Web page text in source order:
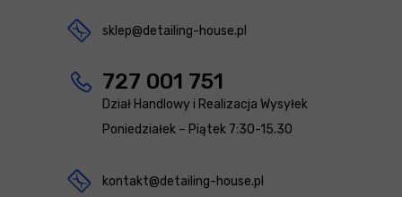
sklep@detailing-house.pl
727 001 751
Dział Handlowy i Realizacja Wysyłek
Poniedziałek – Piątek 7:30-15.30
kontakt@detailing-house.pl